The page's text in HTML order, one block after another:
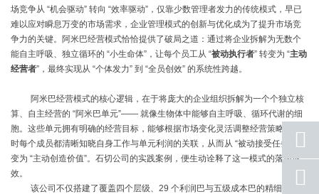
场竞争从 “机会驱动” 转向 “效率驱动” ，仅靠少数管理者发力的传统模式，早已
难以应对瞬息万变的市场需求 ， 企业管理模式的创新与优化成为了提升市场竞
争力的关键。 阿米巴经营模式恰恰提供了破局之道：通过将企业拆解为无数个
能自主呼吸、独立循环的 “小生命体” ，让每个员工从 “被动执行者” 转变为 “主动
经营者” ，最终实现从 “个体发力” 到 “全员创效” 的系统性跨越。
阿米巴经营模式的核心逻辑，在于将庞大的企业组织拆解为一个个独立核
算、自主经营的 “阿米巴单元”—— 就像生物体中能够自主呼吸、循环代谢的细
胞。这些单元拥有明确的经营目标，能够根据市场变化灵活调整经营策略，同
时每个成员都清晰知晓自身工作与单元利润的关联，从而从 “被动接受任务
变为 “主动创造价值”。石切公司的实践案例，便生动诠释了这一模式的落地成
效。
该公司不仅搭建了覆盖四个层级、 29 个利润巴与五级成本巴的精细化核算
座机
号码